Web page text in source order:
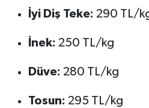
İyi Diş Teke: 290 TL/
İnek: 250 TL/kg
Düve: 280 TL/kg
Tosun: 295 TL/kg